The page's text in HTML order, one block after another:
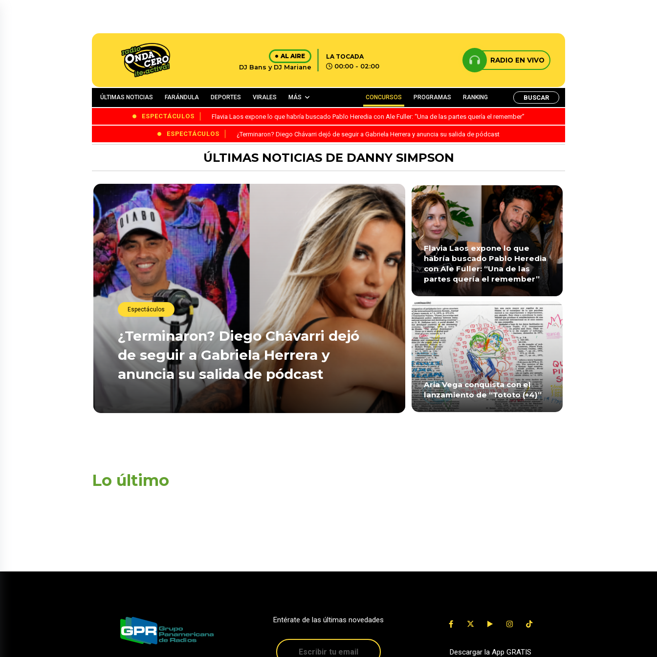
AL AIRE
DJ Bans y DJ Mariane
LA TOCADA
00:00 - 02:00
RADIO EN VIVO
ÚLTIMAS NOTICIAS FARÁNDULA DEPORTES VIRALES MÁS CONCURSOS PROGRAMAS RANKING BUSCAR
ESPECTÁCULOS Flavia Laos expone lo que habría buscado Pablo Heredia con Ale Fuller: “Una de las partes quería el remember”
ESPECTÁCULOS ¿Terminaron? Diego Chávarri dejó de seguir a Gabriela Herrera y anuncia su salida de pódcast
ÚLTIMAS NOTICIAS DE DANNY SIMPSON
Espectáculos
¿Terminaron? Diego Chávarri dejó
de seguir a Gabriela Herrera y
anuncia su salida de pódcast
Flavia Laos expone lo que
habría buscado Pablo Heredia
con Ale Fuller: “Una de las
partes quería el remember”
Aria Vega conquista con el
lanzamiento de “Tototo (+4)”
Lo último
Entérate de las últimas novedades
Descargar la App GRATIS